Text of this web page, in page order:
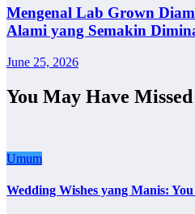
Mengenal Lab Grown
Alami yang Semakin
June 25, 2026
You May Have Missed
Umum
Wedding Wishes yang Manis: